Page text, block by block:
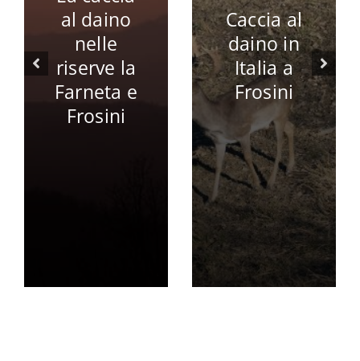
Caccia al
daino in
Italia a
Frosini
modello
d’impresa
per la
gestione
del
territorio
Fine di un
limbo